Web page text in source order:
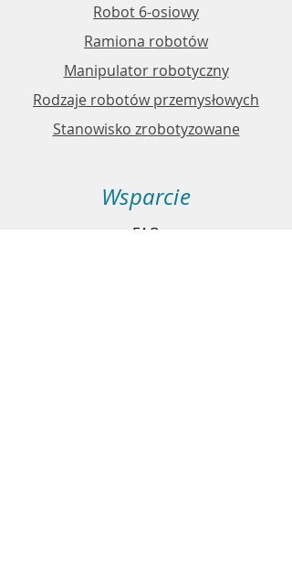
Robot 6-osiowy
Ramiona robotów
Manipulator robotyczny
Rodzaje robotów przemysłowych
Stanowisko zrobotyzowane
Wsparcie
FAQ